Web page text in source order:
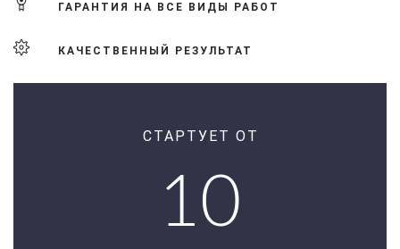
ГАРАНТИЯ НА ВСЕ ВИДЫ РАБОТ
КАЧЕСТВЕННЫЙ РЕЗУЛЬТАТ
СТАРТУЕТ ОТ
10